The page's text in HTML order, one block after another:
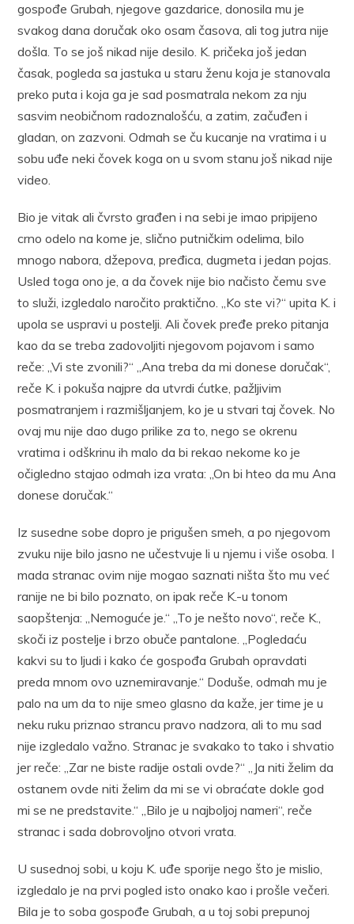
gospođe Grubah, njegove gazdarice, donosila mu je
svakog dana doručak oko osam časova, ali tog jutra nije
došla. To se još nikad nije desilo. K. pričeka još jedan
časak, pogleda sa jastuka u staru ženu koja je stanovala
preko puta i koja ga je sad posmatrala nekom za nju
sasvim neobičnom radoznalošću, a zatim, začuđen i
gladan, on zazvoni. Odmah se ču kucanje na vratima i u
sobu uđe neki čovek koga on u svom stanu još nikad nije
video.
Bio je vitak ali čvrsto građen i na sebi je imao pripijeno
crno odelo na kome je, slično putničkim odelima, bilo
mnogo nabora, džepova, pređica, dugmeta i jedan pojas.
Usled toga ono je, a da čovek nije bio načisto čemu sve
to služi, izgledalo naročito praktično. „Ko ste vi?“ upita K. i
upola se uspravi u postelji. Ali čovek pređe preko pitanja
kao da se treba zadovoljiti njegovom pojavom i samo
reče: „Vi ste zvonili?“ „Ana treba da mi donese doručak“,
reče K. i pokuša najpre da utvrdi ćutke, pažljivim
posmatranjem i razmišljanjem, ko je u stvari taj čovek. No
ovaj mu nije dao dugo prilike za to, nego se okrenu
vratima i odškrinu ih malo da bi rekao nekome ko je
očigledno stajao odmah iza vrata: „On bi hteo da mu Ana
donese doručak.“
Iz susedne sobe dopro je prigušen smeh, a po njegovom
zvuku nije bilo jasno ne učestvuje li u njemu i više osoba. I
mada stranac ovim nije mogao saznati ništa što mu već
ranije ne bi bilo poznato, on ipak reče K.-u tonom
saopštenja: „Nemoguće je.“ „To je nešto novo“, reče K.,
skoči iz postelje i brzo obuče pantalone. „Pogledaću
kakvi su to ljudi i kako će gospođa Grubah opravdati
preda mnom ovo uznemiravanje.“ Doduše, odmah mu je
palo na um da to nije smeo glasno da kaže, jer time je u
neku ruku priznao strancu pravo nadzora, ali to mu sad
nije izgledalo važno. Stranac je svakako to tako i shvatio
jer reče: „Zar ne biste radije ostali ovde?“ „Ja niti želim da
ostanem ovde niti želim da mi se vi obraćate dokle god
mi se ne predstavite.“ „Bilo je u najboljoj nameri“, reče
stranac i sada dobrovoljno otvori vrata.
U susednoj sobi, u koju K. uđe sporije nego što je mislio,
izgledalo je na prvi pogled isto onako kao i prošle večeri.
Bila je to soba gospođe Grubah, a u toj sobi prepunoj